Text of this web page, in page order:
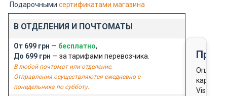
Подарочными сертификатами магазина
В ОТДЕЛЕНИЯ И ПОЧТОМАТЫ
От 699 грн — бесплатно,
До 699 грн — за тарифами перевозчика.
В любой почтомат или отделение.
Отправления осуществляются ежедневно с
понедельника по субботу.
Оплата
картой
Visa